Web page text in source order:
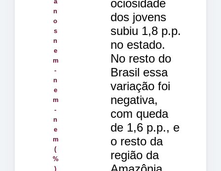
n
o
s
n
e
m
-
n
e
m
-
n
e
m
(
%
)
ociosidade
dos jovens
subiu 1,8 p.p.
no estado.
No resto do
Brasil essa
variação foi
negativa,
com queda
de 1,6 p.p., e
o resto da
região da